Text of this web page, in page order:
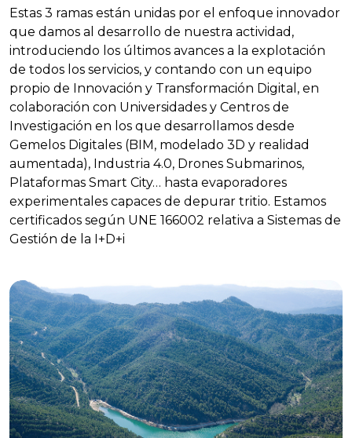
Estas 3 ramas están unidas por el enfoque innovador
que damos al desarrollo de nuestra actividad,
introduciendo los últimos avances a la explotación
de todos los servicios, y contando con un equipo
propio de Innovación y Transformación Digital, en
colaboración con Universidades y Centros de
Investigación en los que desarrollamos desde
Gemelos Digitales (BIM, modelado 3D y realidad
aumentada), Industria 4.0, Drones Submarinos,
Plataformas Smart City… hasta evaporadores
experimentales capaces de depurar tritio. Estamos
certificados según UNE 166002 relativa a Sistemas de
Gestión de la I+D+i